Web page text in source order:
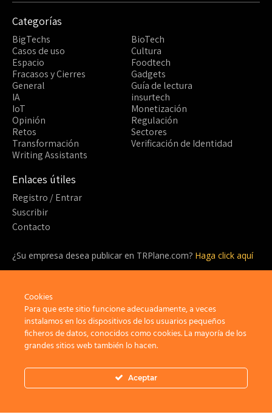
Categorías
BigTechs
BioTech
Casos de uso
Cultura
Espacio
Foodtech
Fracasos y Cierres
Gadgets
General
Guía de lectura
IA
insurtech
IoT
Monetización
Opinión
Regulación
Retos
Sectores
Transformación
Verificación de Identidad
Writing Assistants
Enlaces útiles
Registro / Entrar
Suscribir
Contacto
¿Su empresa desea publicar en TRPlane.com? Haga click aquí
¡Sea parte de la comunidad detrás de TRPlane y disfrute de un
sinfín de beneficios!
Suscribir
Privacidad Aviso Legal Política de cookies
Cookies
Para que este sitio funcione adecuadamente, a veces
instalamos en los dispositivos de los usuarios pequeños
ficheros de datos, conocidos como cookies. La mayoría de los
grandes sitios web también lo hacen.
Aceptar